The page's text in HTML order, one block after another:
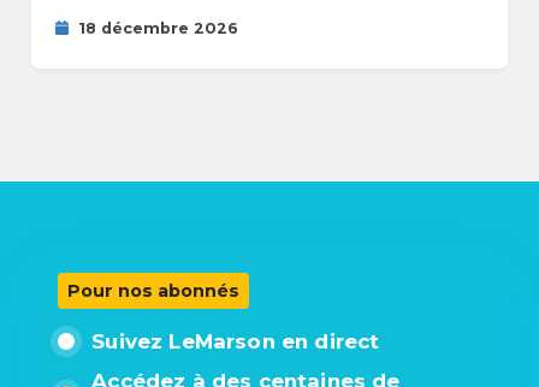
18 décembre 2026
Pour nos abonnés
Suivez LeMarson en direct
Accédez à des centaines de